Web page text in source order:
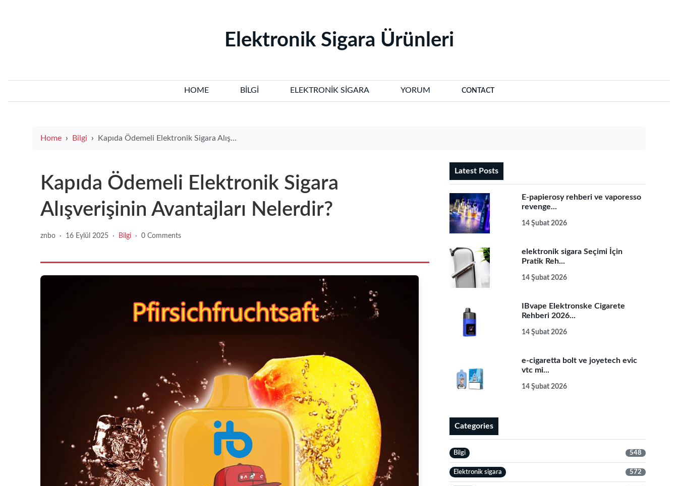
‌Elektronik Sigara Ürünleri‌
HOME BILGI ELEKTRONIK SIGARA YORUM CONTACT
Home Bilgi Kapıda Ödemeli Elektronik Sigara Alışverişinin Avantajları Nelerdir?
Kapıda Ödemeli Elektronik Sigara
Alışverişinin Avantajları Nelerdir?
znbo · 16 Eylül 2025 · Bilgi · 0 Comments
Latest Posts
E-papierosy rehberi ve vaporesso
revenge...
14 Şubat 2026
elektronik sigara Seçimi İçin
Pratik Reh...
14 Şubat 2026
IBvape Elektronske Cigarete
Rehberi 2026...
14 Şubat 2026
e-cigaretta bolt ve joyetech evic
vtc mi...
14 Şubat 2026
Categories
Bilgi 548
Elektronik sigara 572